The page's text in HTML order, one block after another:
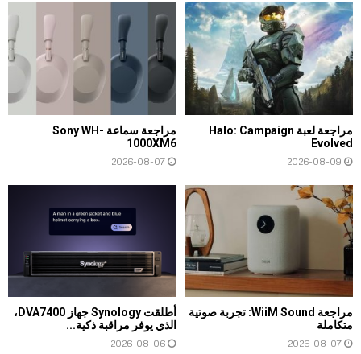
مراجعة لعبة Halo: Campaign
Evolved
2026-08-09
مراجعة سماعة Sony WH-
1000XM6
2026-08-07
مراجعة WiiM Sound: تجربة صوتية
متكاملة
2026-08-07
أطلقت Synology جهاز DVA7400،
الذي يوفر مراقبة ذكية...
2026-08-06